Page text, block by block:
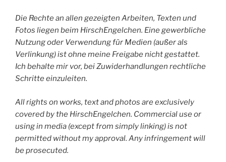
Die Rechte an allen gezeigten Arbeiten, Texten und
Fotos liegen beim HirschEngelchen. Eine gewerbliche
Nutzung oder Verwendung für Medien (außer als
Verlinkung) ist ohne meine Freigabe nicht gestattet.
Ich behalte mir vor, bei Zuwiderhandlungen rechtliche
Schritte einzuleiten.
All rights on works, text and photos are exclusively
covered by the HirschEngelchen. Commercial use or
using in media (except from simply linking) is not
permitted without my approval. Any infringement will
be prosecuted.